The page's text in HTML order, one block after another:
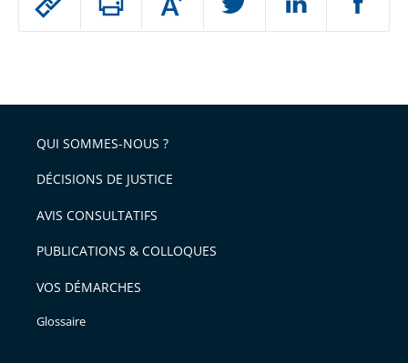
arriver
après
Augmenter
ou
l'article
pour
avant
QUI SOMMES-NOUS ?
DÉCISIONS DE JUSTICE
AVIS CONSULTATIFS
PUBLICATIONS & COLLOQUES
VOS DÉMARCHES
Glossaire